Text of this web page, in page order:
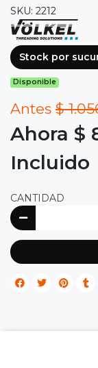
SKU: 2212
Stock por
Disponible
Antes $
Ahora $
Incluido
CANTIDAD